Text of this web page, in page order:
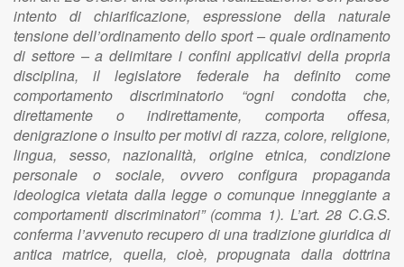
intento di chiarificazione, espressione della naturale
tensione dell’ordinamento dello sport – quale ordinamento
di settore – a delimitare i confini applicativi della propria
disciplina, il legislatore federale ha definito come
comportamento discriminatorio “ogni condotta che,
direttamente o indirettamente, comporta offesa,
denigrazione o insulto per motivi di razza, colore, religione,
lingua, sesso, nazionalità, origine etnica, condizione
personale o sociale, ovvero configura propaganda
ideologica vietata dalla legge o comunque inneggiante a
comportamenti discriminatori” (comma 1). L’art. 28 C.G.S.
conferma l’avvenuto recupero di una tradizione giuridica di
antica matrice, quella, cioè, propugnata dalla dottrina